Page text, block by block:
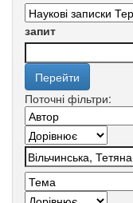
запит
Поточні фільтри: